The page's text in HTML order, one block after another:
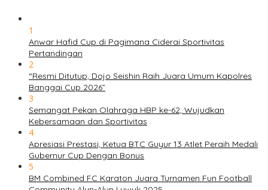
1
Anwar Hafid Cup di Pagimana Ciderai Sportivitas
Pertandingan
2
“Resmi Ditutup, Dojo Seishin Raih Juara Umum Kapolres
Banggai Cup 2026”
3
Semangat Pekan Olahraga HBP ke-62, Wujudkan
Kebersamaan dan Sportivitas
4
Apresiasi Prestasi, Ketua BTC Guyur 13 Atlet Peraih Medali
Gubernur Cup Dengan Bonus
5
BM Combined FC Karaton Juara Turnamen Fun Football